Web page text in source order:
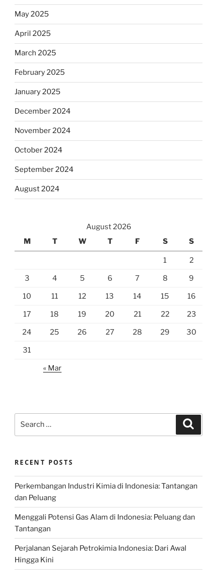
May 2025
April 2025
March 2025
February 2025
January 2025
December 2024
November 2024
October 2024
September 2024
August 2024
August 2026
M
T W T F S S
1 2
3 4 5 6 7 8 9
10 11 12 13 14 15 16
17 18 19 20 21 22 23
24 25 26 27 28 29 30
31
« Mar
RECENT POSTS
Perkembangan Industri Kimia di Indonesia: Tantangan
dan Peluang
Menggali Potensi Gas Alam di Indonesia: Peluang dan
Tantangan
Perjalanan Sejarah Petrokimia Indonesia: Dari Awal
Hingga Kini